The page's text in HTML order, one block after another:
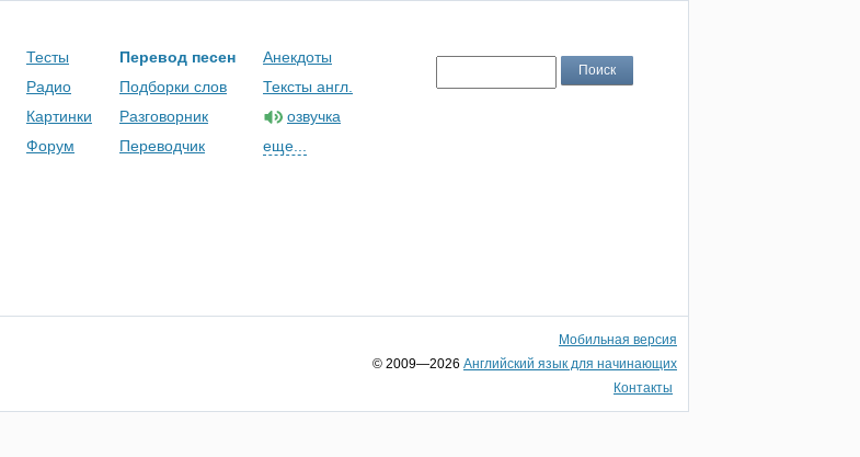
Тесты
Радио
Картинки
Форум
Перевод песен
Подборки слов
Разговорник
Переводчик
Анекдоты
Тексты англ.
озвучка
еще...
Мобильная версия
© 2009—2026 Английский язык для начинающих
Контакты